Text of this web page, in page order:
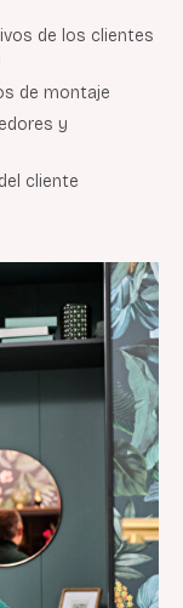
de los clientes
de montaje
y
cliente